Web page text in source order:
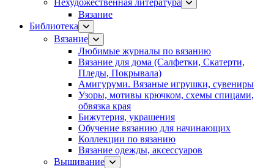
Нехудожественная литература
Вязание
Библиотека
Вязание
Любимые журналы по вязанию
Вязание для дома (Салфетки, Скатерти,
Пледы, Покрывала)
Амигуруми. Вязаные игрушки, сувениры
Узоры, мотивы крючком, схемы спицами,
обвязка края
Бижутерия, украшения
Обучение вязанию для начинающих
Коллекции по вязанию
Вязание одежды, аксессуаров
Вышивание